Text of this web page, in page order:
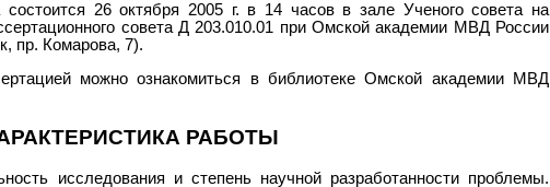
состоится 26 октября 2005 г. в 14 часов в зале Ученого совета на
совета Д 203.010.01 при Омской академии МВД России
пр. Комарова, 7).
можно ознакомиться в библиотеке Омской академии МВД
РАБОТЫ
исследования и степень научной разработанности проблемы.